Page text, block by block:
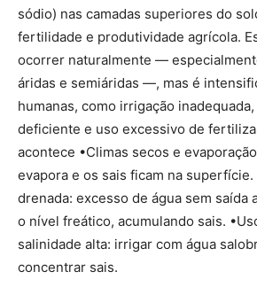
sódio) nas camadas superiores do
fertilidade e produtividade agrícola.
ocorrer naturalmente —
áridas e semiáridas —, mas é
humanas, como irrigação
deficiente e uso excessivo de
acontece •Climas secos e
evapora e os sais ficam na superfície.
drenada: excesso de água sem saída
o nível freático, acumulando sais.
salinidade alta: irrigar com água
concentrar sais.